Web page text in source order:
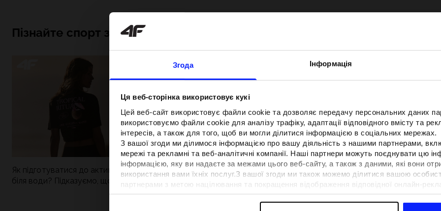
Згода Інформація
Ця веб-сторінка використовує кукі
Цей веб-сайт використовує файли cookie та дозволяє передачу персональних даних
використовуємо файли cookie для аналізу трафіку, адаптації відповідного вмісту та
інтересів, а також для того, щоб ви могли ділитися інформацією в соціальних мережах.
З вашої згоди ми ділимося інформацією про вашу діяльність з нашими партнерами,
мережі та рекламні та веб-аналітичні компанії. Наші партнери можуть поєднувати цю
інформацією, яку ви надаєте за межами цього веб-сайту, а також з даними, які вони
використання вами їхніх послуг.З вашої згоди ми також можемо ділитися вашою
партнерами з метою націлювання та покращення відображення відповідної онлайн-
відповідності вмісту та вдосконалення рішень, які пропонують наші партнери
Детальну інформацію можна знайти в нашійПолітиці конфіденційностіта в розділі
Пізнайте спорт зсередини
Як підготуватися до активного дня
біля води? Підказуємо, що зібрати до
Нова колекція 4F для тенісу та
паделу. Спортивна функціональність
поєднується із сучасним стилем
Образи на фестиваль. Як
на музичні фестивалі?